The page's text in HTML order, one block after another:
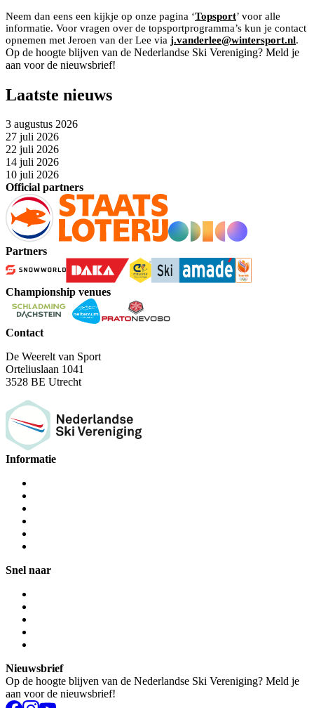
Neem dan eens een kijkje op onze pagina ‘Topsport’ voor alle
informatie. Voor vragen over de topsportprogramma’s kun je contact
opnemen met Jeroen van der Lee via j.vanderlee@wintersport.nl.
Op de hoogte blijven van de Nederlandse Ski Vereniging? Meld je
aan voor de nieuwsbrief!
Laatste nieuws
3 augustus 2026
27 juli 2026
22 juli 2026
14 juli 2026
10 juli 2026
Official partners
Partners
Championship venues
Contact
De Weerelt van Sport
Orteliuslaan 1041
3528 BE Utrecht
Informatie
Snel naar
Nieuwsbrief
Op de hoogte blijven van de Nederlandse Ski Vereniging? Meld je
aan voor de nieuwsbrief!